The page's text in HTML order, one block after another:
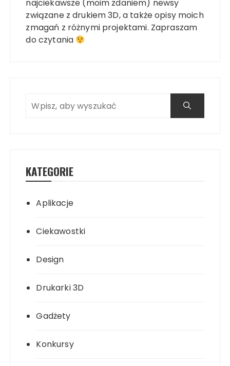
najciekawsze (moim zdaniem) newsy
związane z drukiem 3D, a także opisy moich
zmagań z różnymi projektami. Zapraszam
do czytania
KATEGORIE
Aplikacje
Ciekawostki
Design
Drukarki 3D
Gadżety
Konkursy